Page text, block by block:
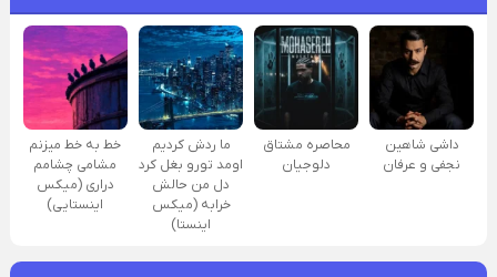
داشی شاهین
نجفی و عرفان
محاصره مشتاق
دلوجیان
ما ردش کردیم
اومد تورو بغل کرد
دل من حالش
خرابه (میکس
اینستا)
خط به خط میزنم
مشامی چشامم
دراری (میکس
اینستایی)